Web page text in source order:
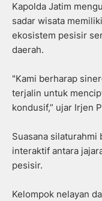
Kapolda Jatim
sadar wisata
ekosistem pesisir
daerah.
"Kami berharap
terjalin untuk
kondusif,” ujar Irjen
Suasana
interaktif antara
pesisir.
Kelompok nelayan